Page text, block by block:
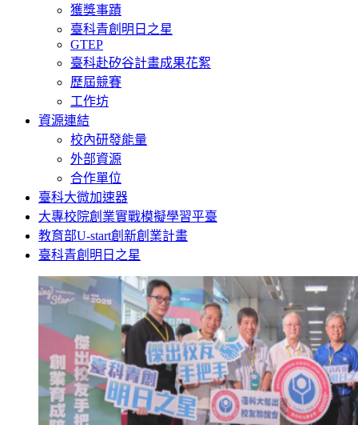
獲獎事蹟
臺科青創明日之星
GTEP
臺科赴矽谷計畫成果花絮
歷屆競賽
工作坊
資源連結
校內研發能量
外部資源
合作單位
臺科大微加速器
大專校院創業實戰模擬學習平臺
教育部U-start創新創業計畫
臺科青創明日之星